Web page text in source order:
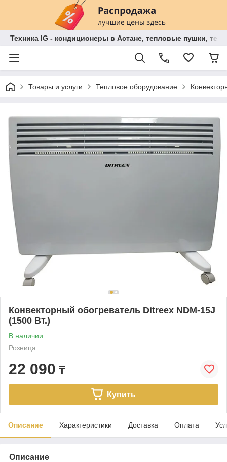
Техника IG - кондиционеры в Астане, тепловые пушки,
Товары и услуги Тепловое оборудование
Конвекторный обогреватель Ditreex NDM-15J
(1500 Вт.)
В наличии
Розница
22 090 ₸
Купить
Описание Характеристики Доставка Оплата
Описание